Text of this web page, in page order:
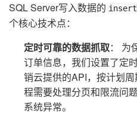
SQL Server写入数据的 insert
个核心技术点：
定时可靠的数据抓取： 为
订单信息，我们设置了定
销云提供的API，按计划
程需要处理分页和限流问
系统异常。